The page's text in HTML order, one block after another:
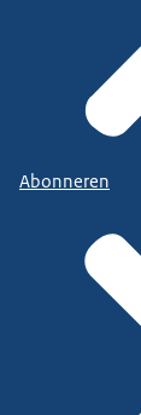
Abonneren